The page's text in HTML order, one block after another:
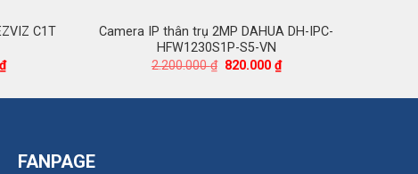
C1T
₫Giá
hiện
là:
Camera IP thân trụ 2MP DAHUA DH-IPC-
HFW1230S1P-S5-VN
2.200.000₫ Giá
2.200.000 ₫.
820.000₫Giá
hiện
là:
FANPAGE